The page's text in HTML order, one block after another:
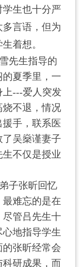
生也十分严
言语，但为
着想。
先生指导的
的夏季里，一
上---爱人突发
不退，情况
手，联系医
了吴燊谨妻子
不仅是授业
子张昕回忆
难忘的是在
管吕先生十
地指导学生
张昕经常会
研成果，而